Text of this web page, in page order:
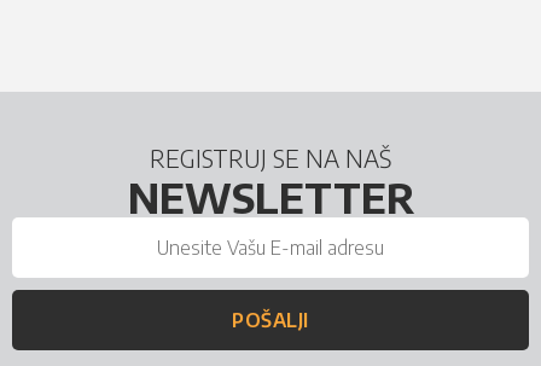
REGISTRUJ SE NA NAŠ
NEWSLETTER
POŠALJI